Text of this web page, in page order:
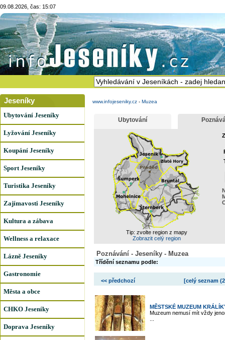
09.08.2026, čas: 15:07
Jeseníky
Ubytování Jeseníky
Lyžování Jeseníky
Koupání Jeseníky
Sport Jeseníky
Turistika Jeseníky
Zajímavosti Jeseníky
Kultura a zábava
Wellness a relaxace
Lázně Jeseníky
Gastronomie
Města a obce
CHKO Jeseníky
Doprava Jeseníky
www.infojeseniky.cz - Muzea
Ubytování
Tip: zvolte region z mapy
Zobrazit celý region
Poznávání - Jeseníky - Muzea
Třídění seznamu podle:
<< předchozí [celý seznam (
MĚSTSKÉ MUZEUM
Muzeum nemusí mít vždy